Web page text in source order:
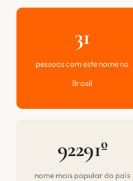
31
pessoas com este nome no
Brasil
92291º
nome mais popular do país